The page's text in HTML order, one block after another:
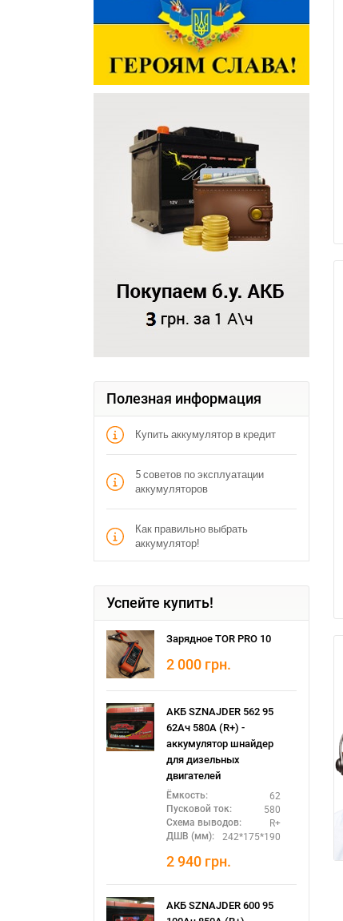
Полезная информация
Купить аккумулятор в кредит
5 советов по эксплуатации
аккумуляторов
Как правильно выбрать
аккумулятор!
Успейте купить!
Зарядное TOR PRO 10
2 000 грн.
АКБ SZNAJDER 562 95
62Ач 580А (R+) -
аккумулятор шнайдер
для дизельных
двигателей
Ёмкость: 62
Пусковой ток: 580
Схема выводов: R+
ДШВ (мм): 242*175*190
2 940 грн.
АКБ SZNAJDER 600 95